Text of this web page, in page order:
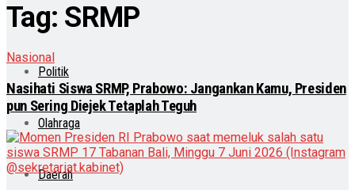
Politik
Olahraga
Daerah
Tag: SRMP
Nasional
Nasihati Siswa SRMP, Prabowo: Jangankan Kamu, Presiden
pun Sering Diejek Tetaplah Teguh